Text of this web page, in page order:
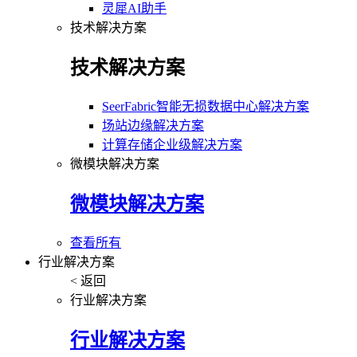
灵犀AI助手
技术解决方案
技术解决方案
SeerFabric智能无损数据中心解决方案
场站边缘解决方案
计算存储企业级解决方案
微模块解决方案
微模块解决方案
查看所有
行业解决方案
< 返回
行业解决方案
行业解决方案